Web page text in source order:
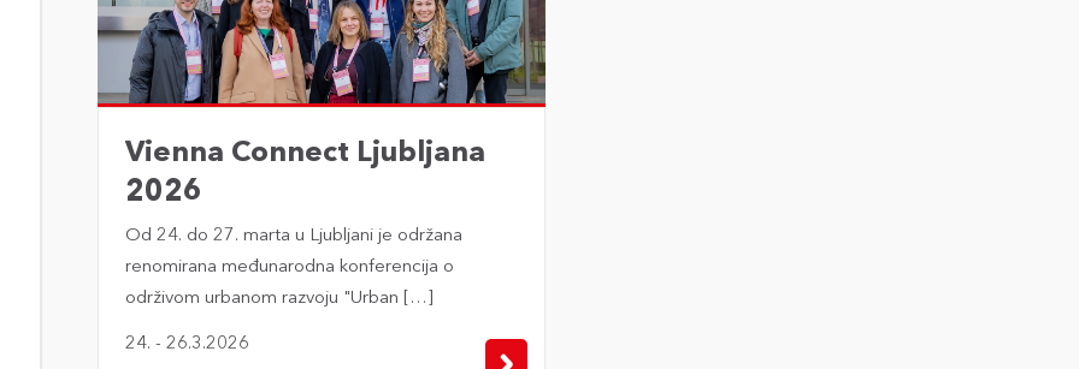
Vienna Connect Ljubljana
2026
Od 24. do 27. marta u Ljubljani je održana
renomirana međunarodna konferencija o
održivom urbanom razvoju "Urban […]
24. - 26.3.2026